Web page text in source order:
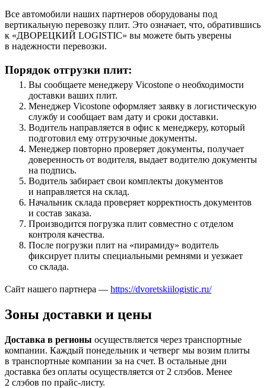
Все автомобили наших партнеров оборудованы под
вертикальную перевозку плит. Это означает, что, обратившись
к «ДВОРЕЦКИЙ LOGISTIC» вы можете быть уверены
в надежности перевозки.
Порядок отгрузки плит:
Вы сообщаете менеджеру Vicostone о необходимости
доставки ваших плит.
Менеджер Vicostone оформляет заявку в логистическую
службу и сообщает вам дату и сроки доставки.
Водитель направляется в офис к менеджеру, который
подготовил ему отгрузочные документы.
Менеджер повторно проверяет документы, получает
доверенность от водителя, выдает водителю документы
на подпись.
Водитель забирает свои комплекты документов
и направляется на склад.
Начальник склада проверяет корректность документов
и состав заказа.
Производится погрузка плит совместно с отделом
контроля качества.
После погрузки плит на «пирамиду» водитель
фиксирует плиты специальными ремнями и уезжает
со склада.
Сайт нашего партнера — https://dvoretskiilogistic.ru/
Зоны доставки и цены
Доставка в регионы осуществляется через транспортные
компании. Каждый понедельник и четверг мы возим плиты
в транспортные компании за на счет. В остальные дни
доставка без оплаты осуществляется от 2 слэбов. Менее
2 слэбов по прайс-листу.